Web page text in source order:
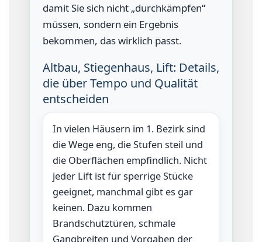
damit Sie sich nicht „durchkämpfen“
müssen, sondern ein Ergebnis
bekommen, das wirklich passt.
Altbau, Stiegenhaus, Lift: Details,
die über Tempo und Qualität
entscheiden
In vielen Häusern im 1. Bezirk sind
die Wege eng, die Stufen steil und
die Oberflächen empfindlich. Nicht
jeder Lift ist für sperrige Stücke
geeignet, manchmal gibt es gar
keinen. Dazu kommen
Brandschutztüren, schmale
Gangbreiten und Vorgaben der